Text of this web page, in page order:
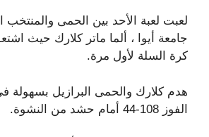
لعبت لعبة الأحد بين الحمى والمنتخب
جامعة أيوا ، ألما ماتر كلارك حيث
كرة السلة لأول مرة.
هدم كلارك والحمى البرازيل بسهولة
الفوز 108-44 أمام حشد من النشوة.